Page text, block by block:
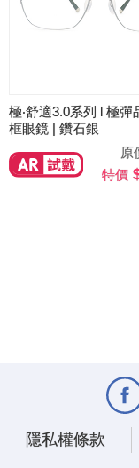
極‧舒適3.0系列 l 極彈
框眼鏡 | 鑽石銀
原
特價
隱私權條款